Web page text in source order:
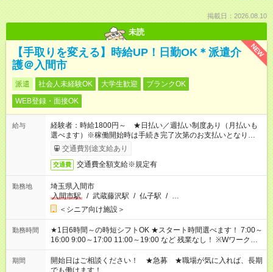
掲載日：2026.08.10
未読
NEW
【手取りを変える】時給UP！日勤OK＊派遣介
護＠入間市
派遣 社会人未経験OK 大学生歓迎
ブランクOK
WEB登録・面接OK
給与
経験者：時給1800円～ ★日払い／週払い制度あり（月払いも
選べます）※稼働開始時は手続き完了次第のお支払いとなりま
す。交通費別途支給あり
交通費 交通費全額支給※規定有
勤務地
埼玉県入間市
入間市駅
/ 武蔵藤沢駅 / 仏子駅 / …
＜シニア向け施設＞
勤務時間
★1日6時間～の時短シフトOK ★スタート時間選べます！ 7:00～
16:00 9:00～17:00 11:00～19:00 など 残業なし！ ※Wワークの
場合、他のお仕事と合わせ週40時間超の就業はご案内できませ
ん ※法令に基づき、週20時間以上勤務は社会保険への加入対象
となります ※労働者派遣法（日雇い派遣の原則禁止）により、
期間
開始日はご相談ください！ ★急募 ★職場が気に入れば、長期
でも働けます！